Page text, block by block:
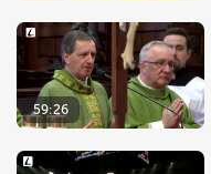
59:26